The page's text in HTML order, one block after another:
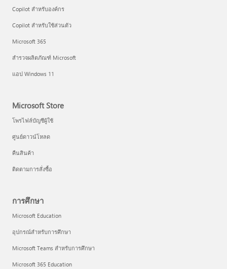
Copilot สำหรับองค์กร
Copilot สำหรับใช้ส่วนตัว
Microsoft 365
สำรวจผลิตภัณฑ์ Microsoft
แอป Windows 11
Microsoft Store
โพรไฟล์บัญชีผู้ใช้
ศูนย์ดาวน์โหลด
คืนสินค้า
ติดตามการสั่งซื้อ
การศึกษา
Microsoft Education
อุปกรณ์สำหรับการศึกษา
Microsoft Teams สำหรับการศึกษา
Microsoft 365 Education